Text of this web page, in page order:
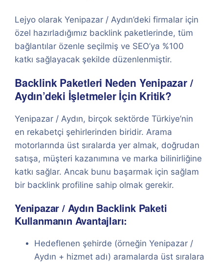
Lejyo olarak Yenipazar / Aydın’deki firmalar için
özel hazırladığımız backlink paketlerinde, tüm
bağlantılar özenle seçilmiş ve SEO’ya %100
katkı sağlayacak şekilde düzenlenmiştir.
Backlink Paketleri Neden Yenipazar /
Aydın’deki İşletmeler İçin Kritik?
Yenipazar / Aydın, birçok sektörde Türkiye’nin
en rekabetçi şehirlerinden biridir. Arama
motorlarında üst sıralarda yer almak, doğrudan
satışa, müşteri kazanımına ve marka bilinirliğine
katkı sağlar. Ancak bunu başarmak için sağlam
bir backlink profiline sahip olmak gerekir.
Yenipazar / Aydın Backlink Paketi
Kullanmanın Avantajları:
Hedeflenen şehirde (örneğin Yenipazar /
Aydın + hizmet adı) aramalarda üst sıralara